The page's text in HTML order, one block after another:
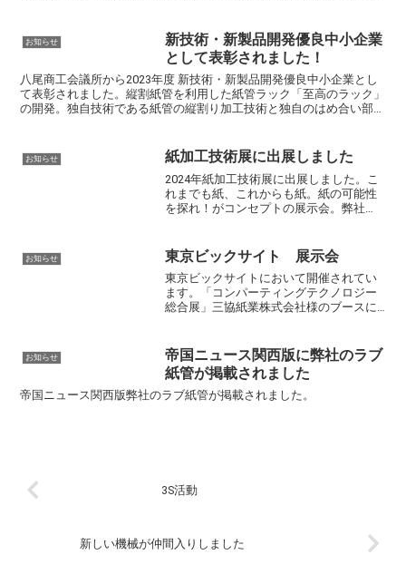
お知らせ
新技術・新製品開発優良中小企業
として表彰されました！
八尾商工会議所から2023年度 新技術・新製品開発優良中小企業とし
て表彰されました。縦割紙管を利用した紙管ラック「至高のラック」
の開発。独自技術である紙管の縦割り加工技術と独自のはめ合い部分
お知らせ 紙加工技術展に出展しました
2024年紙加工技術展に出展しました。こ
れまでも紙、これからも紙。紙の可能性
を探れ！がコンセプトの展示会。弊社
スに来て頂きました。今後も紙の可能性
を信じて発信していきた...
お知らせ 東京ビックサイト 展示会
東京ビックサイトにおいて開催されてい
ます。「コンパーティングテクノロジー
総合展」三協紙業株式会社様のブースに
皆様のお目に止まるとありがたいです。
明日までの開催となります...
お知らせ
帝国ニュース関西版に弊社のラブ
紙管が掲載されました
帝国ニュース関西版弊社のラブ紙管が掲載されました。
3S活動
新しい機械が仲間入りしました